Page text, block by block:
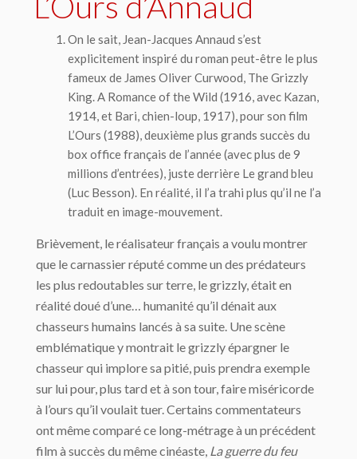
On le sait, Jean-Jacques Annaud s’est
explicitement inspiré du roman peut-être le plus
fameux de James Oliver Curwood, The Grizzly
King. A Romance of the Wild (1916, avec Kazan,
1914, et Bari, chien-loup, 1917), pour son film
L’Ours (1988), deuxième plus grands succès du
box office français de l’année (avec plus de 9
millions d’entrées), juste derrière Le grand bleu
(Luc Besson). En réalité, il l’a trahi plus qu’il ne l’a
traduit en image-mouvement.
Brièvement, le réalisateur français a voulu montrer
que le carnassier réputé comme un des prédateurs
les plus redoutables sur terre, le grizzly, était en
réalité doué d’une… humanité qu’il dénait aux
chasseurs humains lancés à sa suite. Une scène
emblématique y montrait le grizzly épargner le
chasseur qui implore sa pitié, puis prendra exemple
sur lui pour, plus tard et à son tour, faire miséricorde
à l’ours qu’il voulait tuer. Certains commentateurs
ont même comparé ce long-métrage à un précédent
film à succès du même cinéaste, La guerre du feu